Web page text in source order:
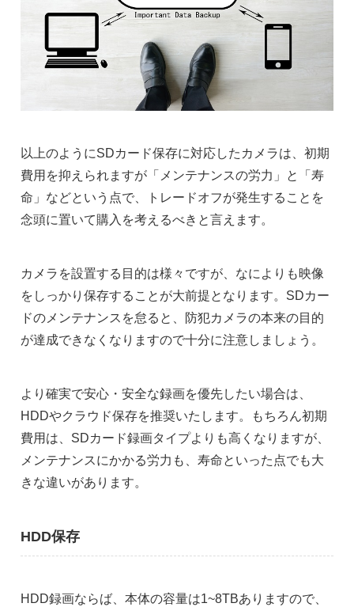
以上のようにSDカード保存に対応したカメラは、初期
費用を抑えられますが「メンテナンスの労力」と「寿
命」などという点で、トレードオフが発生することを
念頭に置いて購入を考えるべきと言えます。
カメラを設置する目的は様々ですが、なによりも映像
をしっかり保存することが大前提となります。SDカー
ドのメンテナンスを怠ると、防犯カメラの本来の目的
が達成できなくなりますので十分に注意しましょう。
より確実で安心・安全な録画を優先したい場合は、
HDDやクラウド保存を推奨いたします。もちろん初期
費用は、SDカード録画タイプよりも高くなりますが、
メンテナンスにかかる労力も、寿命といった点でも大
きな違いがあります。
HDD保存
HDD録画ならば、本体の容量は1~8TBありますので、